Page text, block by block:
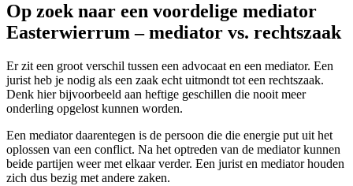
Op zoek naar een voordelige mediator
Easterwierrum – mediator vs. rechtszaak
Er zit een groot verschil tussen een advocaat en een mediator. Een
jurist heb je nodig als een zaak echt uitmondt tot een rechtszaak.
Denk hier bijvoorbeeld aan heftige geschillen die nooit meer
onderling opgelost kunnen worden.
Een mediator daarentegen is de persoon die die energie put uit het
oplossen van een conflict. Na het optreden van de mediator kunnen
beide partijen weer met elkaar verder. Een jurist en mediator houden
zich dus bezig met andere zaken.